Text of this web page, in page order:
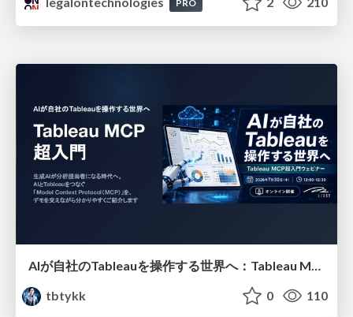
PRO
AIが自社のTableauを操作する世界へ：Tableau MCP超入門
tbtykk
0 110